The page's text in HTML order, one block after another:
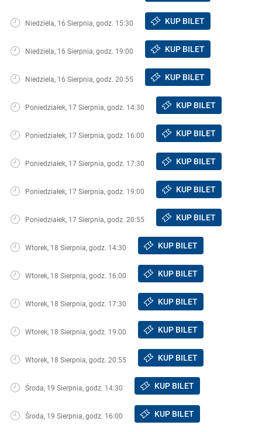
Niedziela, 16 Sierpnia, godz. 15:30 KUP BILET
Niedziela, 16 Sierpnia, godz. 19:00 KUP BILET
Niedziela, 16 Sierpnia, godz. 20:55 KUP BILET
Poniedziałek, 17 Sierpnia, godz. 14:30 KUP BILET
Poniedziałek, 17 Sierpnia, godz. 16:00 KUP BILET
Poniedziałek, 17 Sierpnia, godz. 17:30 KUP BILET
Poniedziałek, 17 Sierpnia, godz. 19:00 KUP BILET
Poniedziałek, 17 Sierpnia, godz. 20:55 KUP BILET
Wtorek, 18 Sierpnia, godz. 14:30 KUP BILET
Wtorek, 18 Sierpnia, godz. 16:00 KUP BILET
Wtorek, 18 Sierpnia, godz. 17:30 KUP BILET
Wtorek, 18 Sierpnia, godz. 19:00 KUP BILET
Wtorek, 18 Sierpnia, godz. 20:55 KUP BILET
Środa, 19 Sierpnia, godz. 14:30 KUP BILET
Środa, 19 Sierpnia, godz. 16:00 KUP BILET